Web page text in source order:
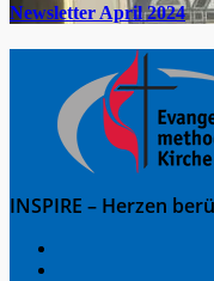
Newsletter April 2024
INSPIRE – Herzen